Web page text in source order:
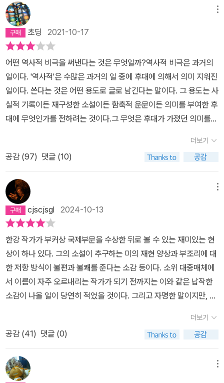
초딩 2021-10-17
어떤 역사적 비극을 써낸다는 것은 무엇일까?역사적 비극은 과거의
일이다. '역사적'은 수많은 과거의 일 중에 후대에 의해서 의미 지워진
일이다. 쓴다는 것은 어떤 용도로 글로 남긴다는 말이다. 그 용도는 사
실적 기록이든 재구성한 소설이든 함축적 운문이든 의미를 부여한 후
대에 무엇인가를 전하려는 것이다.그 무엇은 후대가 가졌던 의미를
색에 가깝게 다른 써냄을 위한 참고일 수도 있다. 그리고 그 무엇은 후
대 행동의 밑거름이나 동인이 될 수 있다. 행동을 야기할 수도 있고,
사유에 침잠하거나 감정에 휩싸일 수 있다는 말이다.'역사적 비극을
써낸다'를 해체해보았다. 이제 주체를 생각해볼 시간이다.역사적 일
중에서도 비극을 쓸 때는 '쓰는 이'에 따라 그 쓴 것이 같은 의도라도
다양한 색을 가질 수 있을 것이다. 다양한 관점에서 '쓰는 이'를 나눌
수 있겠지만, 지금은 그 사건과 쓰는 이의 관계에 대해서 말해본다. 사
건의 주역이냐 공모자이냐 피해자이냐 그들과 관계된 사람이냐 동시
대의 사람이냐 그들의 후손이냐 그들의 후손과 동시대인이냐로 사건
을 기점으로 X축의 반직선을 그어 '관계'의 Y축을 수직으로 질러 놓
을 수 있다. 시간을 X축으로 하고 관계를 Y축으로 잡았다. 그 좌표평
면에 작가 한강은 어디에 위치해 있을까? 시간은 70여 년이 지났다.
별도의 자료 조사를 해보지 않았지만, 한강 작가와 제주 4.3 사건은
어떤 관계가 있어 보이지 않는다. 비극적 부조리를 가지고 있는 이 나
다. 시간과 관계의 좌표평면에서 특별함을 찾을 수 없으니 그 좌표계
에 '작가' 임을 발휘할 수 있는 특수성이라는 Z축을 더해볼 수 있다.
더보기
공감 (97) 댓글 (10)
cjscjsgl 2024-10-13
한강 작가가 부커상 국제부문을 수상한 뒤로 볼 수 있는 재미있는 현
상이 하나 있다. 그의 소설이 추구하는 미의 재현 양상과 부조리에 대
한 저항 방식이 불편과 불쾌를 준다는 소감 등이다. 소위 대중매체에
서 이름이 자주 오르내리는 작가가 되기 전까지는 이와 같은 납작한
소감이 나올 일이 당연히 적었을 것이다. 그리고 자명한 말이지만, 어
못되었다고 폄훼당하거나, 자신과 맞지 않다고 외면당하거나, 수정하
기를 강요당하는 것은 나치 독일이나 이탈리아 파시즘 정권 식의 폭
력과 같은 것이다.한강의 <채식주의자>(이 연작장편은 당연히 가부
장인 아버지는 그 자체로 존재해선 안 된다고 호도하거나 처제와의
불륜을 미화하는 작품이 아니다, 가부장제 이데올로기의 잘못된 지점
더보기
공감 (41) 댓글 (0)